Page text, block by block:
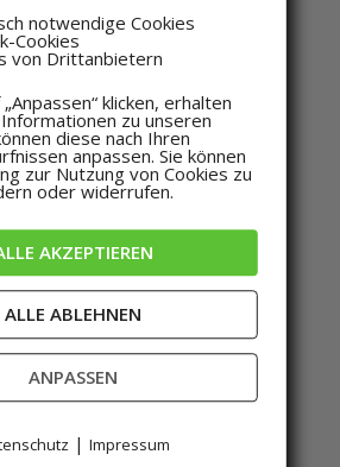
SUCHE
3 3
P
r
o
d
44
P
r
notwendige Cookies
Cookies
von Drittanbietern
klicken, erhalten
zu unseren
diese nach Ihren
anpassen. Sie können
zur Nutzung von Cookies zu
oder widerrufen.
AKZEPTIEREN
ALLE ABLEHNEN
ANPASSEN
| Impressum